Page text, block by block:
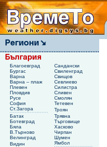
Благоевград
Сандански
Бургас
Свиленград
Варна
Свищов
Варна – плаж
Севлиево
Плевен
Силистра
Пловдив
Сливен
Русе
Смолян
София
Тетевен
Ст.Загора
Троян
Батак
Трявна
Ботевград
Търговище
Бяла
Хасково
В.Търново
Чирпан
Велинград
Шумен
Видин
Ямбол